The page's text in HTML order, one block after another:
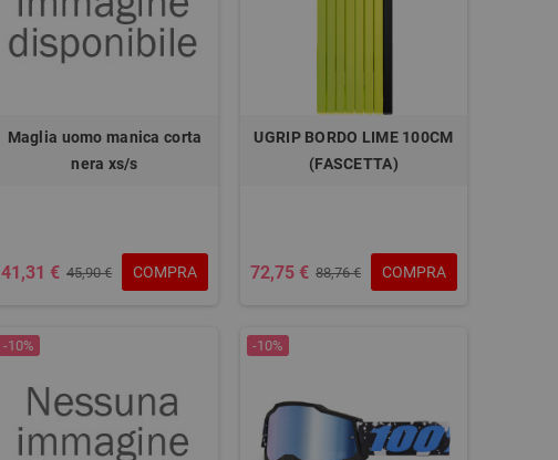
Maglia uomo manica corta
nera xs/s
41,31 € 45,90 € COMPRA
UGRIP BORDO LIME 100CM
(FASCETTA)
72,75 € 88,76 € COMPRA
-10% -10%